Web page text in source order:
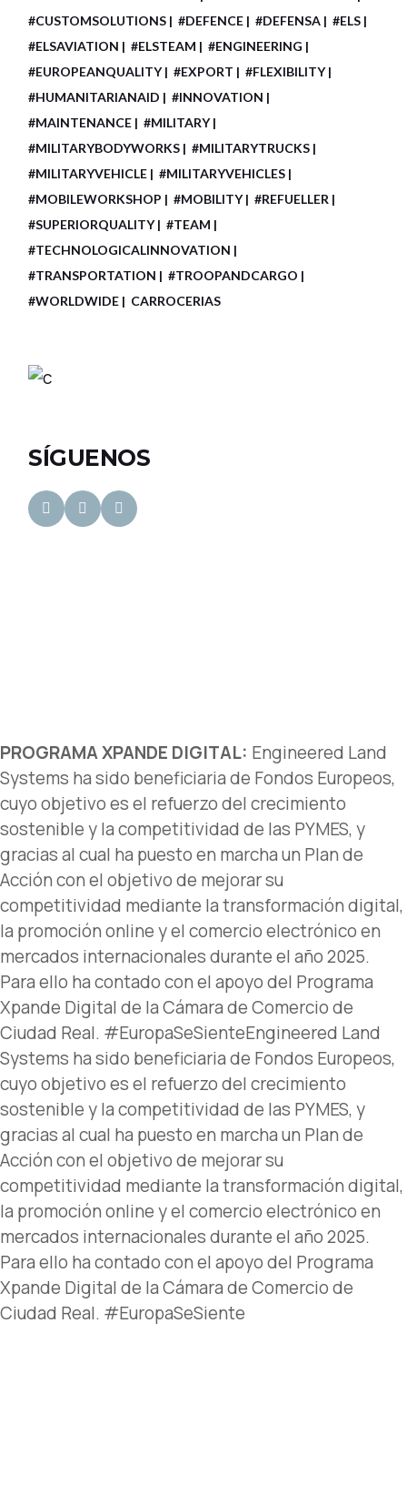
#CUSTOMSOLUTIONS
#DEFENCE #DEFENSA
#ELS
#ELSAVIATION
#ELSTEAM
#ENGINEERING
#EUROPEANQUALITY
#EXPORT
#FLEXIBILITY
#HUMANITARIANAID
#INNOVATION
#MAINTENANCE
#MILITARY
#MILITARYBODYWORKS
#MILITARYTRUCKS
#MILITARYVEHICLE
#MILITARYVEHICLES
#MOBILEWORKSHOP
#MOBILITY
#REFUELLER
#SUPERIORQUALITY
#TEAM
#TECHNOLOGICALINNOVATION
#TRANSPORTATION
#TROOPANDCARGO
#WORLDWIDE
CARROCERIAS
SÍGUENOS
PROGRAMA XPANDE DIGITAL: Engineered Land
Systems ha sido beneficiaria de Fondos Europeos,
cuyo objetivo es el refuerzo del crecimiento
sostenible y la competitividad de las PYMES, y
gracias al cual ha puesto en marcha un Plan de
Acción con el objetivo de mejorar su
competitividad mediante la transformación digital,
la promoción online y el comercio electrónico en
mercados internacionales durante el año 2025.
Para ello ha contado con el apoyo del Programa
Xpande Digital de la Cámara de Comercio de
Ciudad Real. #EuropaSeSienteEngineered Land
Systems ha sido beneficiaria de Fondos Europeos,
cuyo objetivo es el refuerzo del crecimiento
sostenible y la competitividad de las PYMES, y
gracias al cual ha puesto en marcha un Plan de
Acción con el objetivo de mejorar su
competitividad mediante la transformación digital,
la promoción online y el comercio electrónico en
mercados internacionales durante el año 2025.
Para ello ha contado con el apoyo del Programa
Xpande Digital de la Cámara de Comercio de
Ciudad Real. #EuropaSeSiente